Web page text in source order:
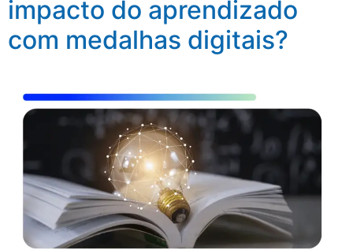
impacto do aprendizado
com medalhas digitais?